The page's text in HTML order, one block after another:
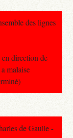
des lignes
direction de
malaise
de Gaulle -